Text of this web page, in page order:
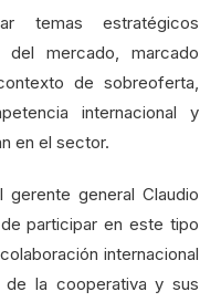
temas estratégicos
del mercado, marcado
de sobreoferta,
internacional y
en el sector.
gerente general Claudio
participar en este tipo
internacional
la cooperativa y sus